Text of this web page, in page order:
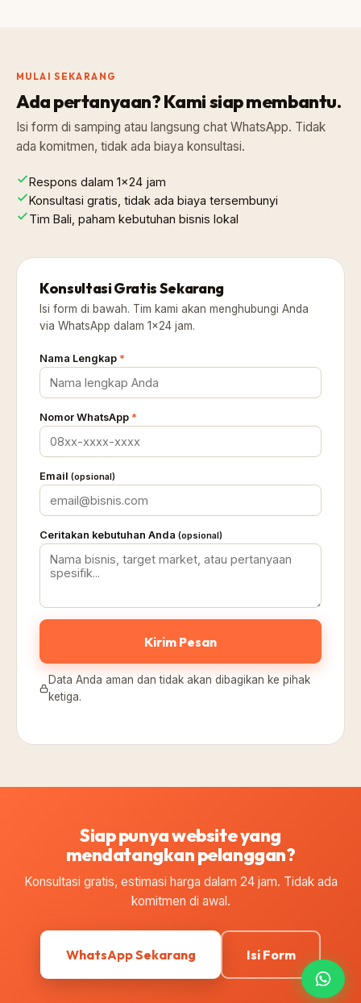
MULAI SEKARANG
Ada pertanyaan? Kami siap membantu.
Isi form di samping atau langsung chat WhatsApp. Tidak
ada komitmen, tidak ada biaya konsultasi.
Respons dalam 1×24 jam
Konsultasi gratis, tidak ada biaya tersembunyi
Tim Bali, paham kebutuhan bisnis lokal
Konsultasi Gratis Sekarang
Isi form di bawah. Tim kami akan menghubungi Anda
via WhatsApp dalam 1×24 jam.
Nama Lengkap *
Nomor WhatsApp *
Email (opsional)
Ceritakan kebutuhan Anda (opsional)
Kirim Pesan
Data Anda aman dan tidak akan dibagikan ke pihak
ketiga.
Siap punya website yang
mendatangkan pelanggan?
Konsultasi gratis, estimasi harga dalam 24 jam. Tidak ada
komitmen di awal.
WhatsApp Sekarang Isi Form